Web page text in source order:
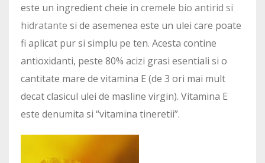
este un ingredient cheie in cremele bio antirid si
hidratante si de asemenea este un ulei care poate
fi aplicat pur si simplu pe ten. Acesta contine
antioxidanti, peste 80% acizi grasi esentiali si o
cantitate mare de vitamina E (de 3 ori mai mult
decat clasicul ulei de masline virgin). Vitamina E
este denumita si “vitamina tineretii”.